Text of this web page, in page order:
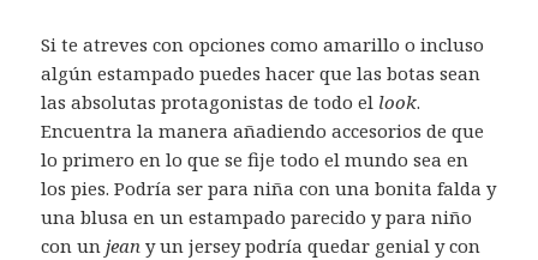
Si te atreves con opciones como amarillo o incluso
algún estampado puedes hacer que las botas sean
las absolutas protagonistas de todo el look.
Encuentra la manera añadiendo accesorios de que
lo primero en lo que se fije todo el mundo sea en
los pies. Podría ser para niña con una bonita falda y
una blusa en un estampado parecido y para niño
con un jean y un jersey podría quedar genial y con